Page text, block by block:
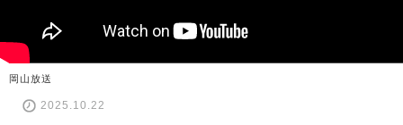
岡山放送
2025.10.22